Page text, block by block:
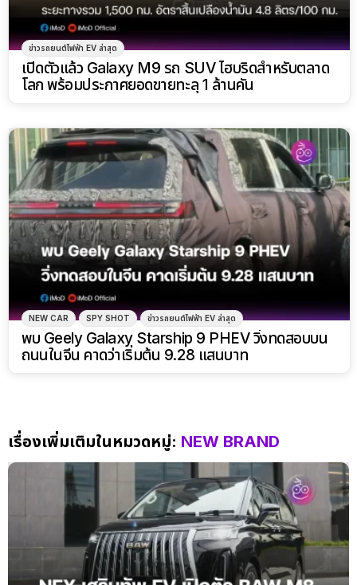
ข่าวรถยนต์ไฟฟ้า EV ล่าสุด
เปิดตัวแล้ว Galaxy M9 รถ SUV ไฮบริดสำหรับตลาด
โลก พร้อมประกาศยอดขายทะลุ 1 ล้านคัน
NEW CAR SPY SHOT ข่าวรถยนต์ไฟฟ้า EV ล่าสุด
พบ Geely Galaxy Starship 9 PHEV วิ่งทดสอบบน
ถนนในจีน คาดว่าเริ่มต้น 9.28 แสนบาท
เรื่องเพิ่มเติมในหมวดหมู่: NEW BRAND